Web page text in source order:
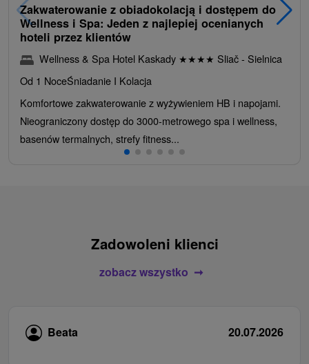
Zakwaterowanie z obiadokolacją i dostępem do
Wellness i Spa: Jeden z najlepiej ocenianych
hoteli przez klientów
Wellness & Spa Hotel Kaskady ★★★★ Sliač - Sielnica
Od 1 NoceŚniadanie I Kolacja
Komfortowe zakwaterowanie z wyżywieniem HB i napojami.
Nieograniczony dostęp do 3000-metrowego spa i wellness,
basenów termalnych, strefy fitness...
Zadowoleni klienci
zobacz wszystko
Beata 20.07.2026